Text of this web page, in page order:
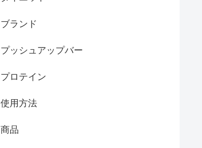
ブランド
プッシュアップバー
プロテイン
使用方法
商品